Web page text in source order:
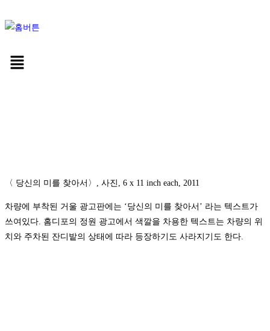
〈 당신의 미를 찾아서〉, 사진, 6 x 11 inch each, 2011
차량에 부착된 거울 광고판에는 ‘당신의 미를 찾아서’ 라는 텍스트가
쓰여있다. 홈디포의 정원 광고에서 색깔을 차용한 텍스트는 차량의 위
치와 주차된 잔디밭의 상태에 따라 등장하기도 사라지기도 한다.